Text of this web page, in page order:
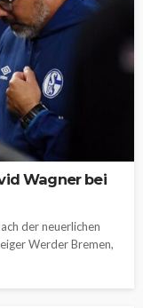
Wagner bei
der neuerlichen
Werder Bremen,